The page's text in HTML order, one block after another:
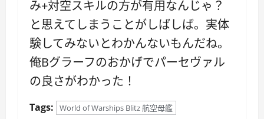
み+対空スキルの方が有用なんじゃ？
と思えてしまうことがしばしば。実体
験してみないとわかんないもんだね。
俺Bグラーフのおかげでパーセヴァル
の良さがわかった！
Tags: World of Warships Blitz 航空母艦